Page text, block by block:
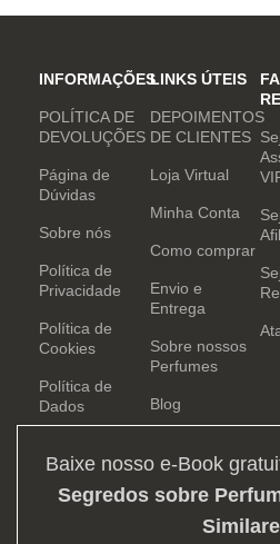
INFORMAÇÕES
POLÍTICA DE
DEVOLUÇÕES
Página de
Dúvidas
Sobre nós
Política de
Privacidade
Política de
Cookies
Política de
Dados
LINKS ÚTEIS
DEPOIMENTOS
DE CLIENTES
Loja Virtual
Minha Conta
Como comprar
Envio e
Entrega
Sobre nossos
Perfumes
Blog
Baixe nosso e-Book
Segredos sobre